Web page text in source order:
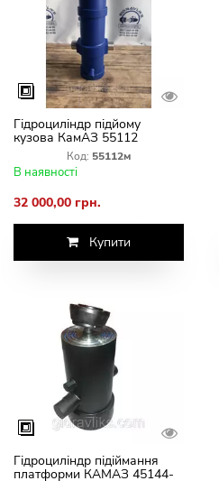
Гідроциліндр підйому
кузова КамАЗ 55112
М-8603010 ГЦ 111.02.015-2
Код: 55112м
В наявності
32 000,00 грн.
Купити
Гідроциліндр підіймання
платформи КАМАЗ 45144-